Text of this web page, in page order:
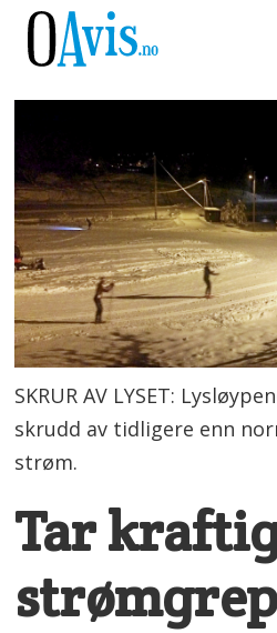
SKRUR AV LYSET:
skrudd av tidligere enn
strøm.
Tar
strømgrep